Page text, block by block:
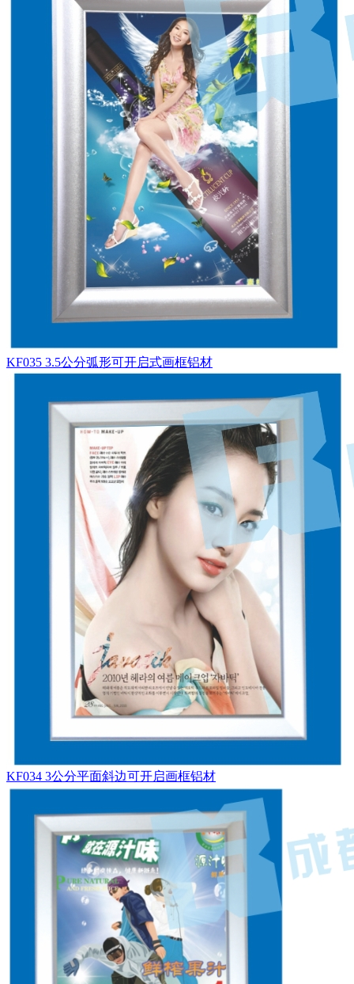
KF035 3.5公分弧形可开启式画框铝材
KF034 3公分平面斜边可开启画框铝材